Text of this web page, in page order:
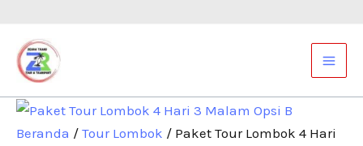
konten
Main
Beranda / Tour Lombok / Paket Tour Lombok 4 Hari
Tour
Lombok
4